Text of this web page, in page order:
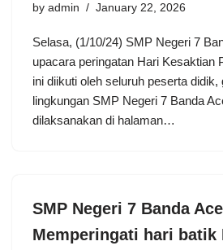
by admin January 22, 2026
Selasa, (1/10/24) SMP Negeri 7
upacara peringatan Hari Kesaktian
ini diikuti oleh seluruh peserta didik,
lingkungan SMP Negeri 7 Banda
dilaksanakan di halaman…
SMP Negeri 7 Banda
Memperingati hari batik